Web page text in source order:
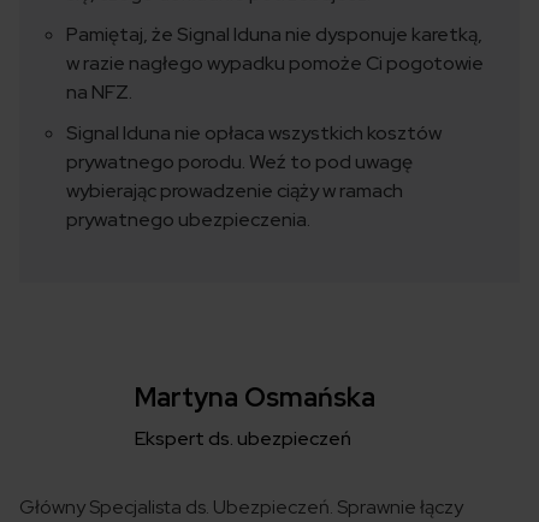
Pamiętaj, że Signal Iduna nie dysponuje karetką,
w razie nagłego wypadku pomoże Ci pogotowie
na NFZ.
Signal Iduna nie opłaca wszystkich kosztów
prywatnego porodu. Weź to pod uwagę
wybierając prowadzenie ciąży w ramach
prywatnego ubezpieczenia.
Martyna Osmańska
Ekspert ds. ubezpieczeń
Główny Specjalista ds. Ubezpieczeń. Sprawnie łączy